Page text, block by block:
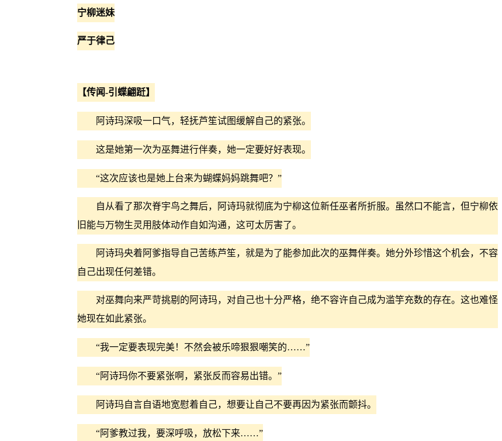
宁柳迷妹
严于律己
【传闻-引蝶翩跹】
阿诗玛深吸一口气，轻抚芦笙试图缓解自己的紧张。
这是她第一次为巫舞进行伴奏，她一定要好好表现。
“这次应该也是她上台来为蝴蝶妈妈跳舞吧？”
自从看了那次脊宇鸟之舞后，阿诗玛就彻底为宁柳这位新任巫者所折服。虽然口不能言，但宁柳依
旧能与万物生灵用肢体动作自如沟通，这可太厉害了。
阿诗玛央着阿爹指导自己苦练芦笙，就是为了能参加此次的巫舞伴奏。她分外珍惜这个机会，不容
自己出现任何差错。
对巫舞向来严苛挑剔的阿诗玛，对自己也十分严格，绝不容许自己成为滥竽充数的存在。这也难怪
她现在如此紧张。
“我一定要表现完美！不然会被乐啼狠狠嘲笑的……”
“阿诗玛你不要紧张啊，紧张反而容易出错。”
阿诗玛自言自语地宽慰着自己，想要让自己不要再因为紧张而颤抖。
“阿爹教过我，要深呼吸，放松下来……”